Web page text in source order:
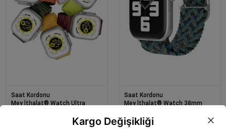
Saat Kordonu
Mey İthalat® Watch Ultra
Saat Kordonu
Mey İthalat® Watch 38mm